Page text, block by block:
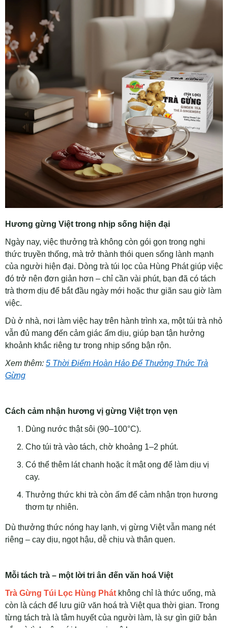
Hương gừng Việt trong nhịp sống hiện đại
Ngày nay, việc thưởng trà không còn gói gọn trong nghi
thức truyền thống, mà trở thành thói quen sống lành mạnh
của người hiện đại. Dòng trà túi lọc của Hùng Phát giúp việc
đó trở nên đơn giản hơn – chỉ cần vài phút, bạn đã có tách
trà thơm dịu để bắt đầu ngày mới hoặc thư giãn sau giờ làm
việc.
Dù ở nhà, nơi làm việc hay trên hành trình xa, một túi trà nhỏ
vẫn đủ mang đến cảm giác ấm dịu, giúp bạn tận hưởng
khoảnh khắc riêng tư trong nhịp sống bận rộn.
Xem thêm: 5 Thời Điểm Hoàn Hảo Để Thưởng Thức Trà
Gừng
Cách cảm nhận hương vị gừng Việt trọn vẹn
Dùng nước thật sôi (90–100°C).
Cho túi trà vào tách, chờ khoảng 1–2 phút.
Có thể thêm lát chanh hoặc ít mật ong để làm dịu vị
cay.
Thưởng thức khi trà còn ấm để cảm nhận trọn hương
thơm tự nhiên.
Dù thưởng thức nóng hay lạnh, vị gừng Việt vẫn mang nét
riêng – cay dịu, ngọt hậu, dễ chịu và thân quen.
Mỗi tách trà – một lời tri ân đến văn hoá Việt
Trà Gừng Túi Lọc Hùng Phát không chỉ là thức uống, mà
còn là cách để lưu giữ văn hoá trà Việt qua thời gian. Trong
từng tách trà là tâm huyết của người làm, là sự gìn giữ bản